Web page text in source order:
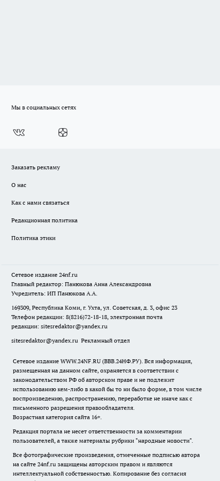
Мы в социальных сетях
Заказать рекламу
О нас
Как с нами связаться
Редакционная политика
Политика этики
Сетевое издание 24nf.ru
Главный редактор: Панюкова Анна Александровна
Учредитель: ИП Панюкова А.А.
169309, Республика Коми, г. Ухта, ул. Советская, д. 3, офис 23
Телефон редакции: 8(8216)72-18-18, электронная почта
редакции: sitesredaktor@yandex.ru
sitesredaktor@yandex.ru Рекламный отдел
Сетевое издание WWW.24NF.RU (ВВВ.24НФ.РУ). Вся информация,
размещенная на данном сайте, охраняется в соответствии с
законодательством РФ об авторском праве и не подлежит
использованию кем-либо в какой бы то ни было форме, в том числе
воспроизведению, распространению, переработке не иначе как с
письменного разрешения правообладателя.
Возрастная категория сайта 16+.
Редакция портала не несет ответственности за комментарии
пользователей, а также материалы рубрики "народные новости".
Все фотографические произведения, отмеченные подписью автора
на сайте 24nf.ru защищены авторским правом и являются
интеллектуальной собственностью. Копирование без согласия